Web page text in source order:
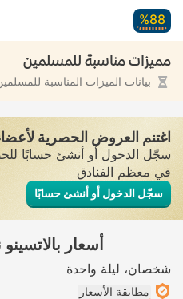
88‏%
مميزات مناسبة للمسلمين
بيانات الميزات المناسبة
اغتنم العروض الحصرية
سجّل الدخول أو أنشئ حسابًا
في معظم الفنادق
سجّل الدخول أو أنشئ حسابًا
أسعار
شخصان ليلة واحدة
مطابقة الأسعار